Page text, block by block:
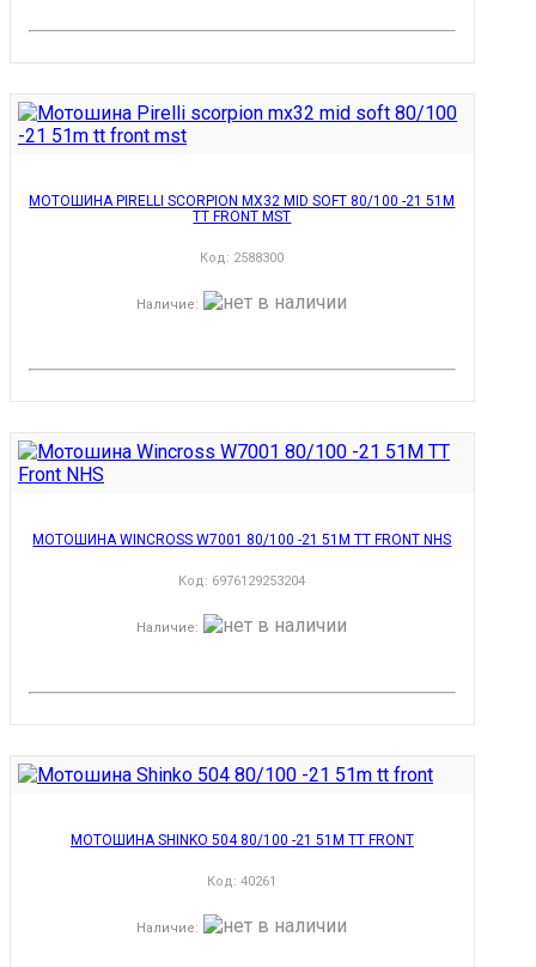
МОТОШИНА PIRELLI SCORPION MX32 MID SOFT 80/100 -21 51M
TT FRONT MST
Код: 2588300
Наличие:
МОТОШИНА WINCROSS W7001 80/100 -21 51M TT FRONT NHS
Код: 6976129253204
Наличие:
МОТОШИНА SHINKO 504 80/100 -21 51M TT FRONT
Код:40261
Наличие: